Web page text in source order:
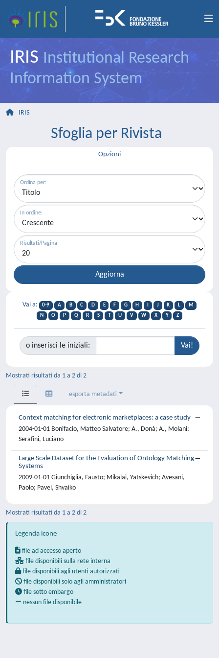
IRIS Institutional Research
Information System
IRIS
Sfoglia per Rivista
Opzioni
Ordina per:
In ordine:
Risultati/Pagina
Vai a: 0-9 A B C D E F G H J K L
M
N
O P Q R S T U V W X Y Z
o inserisci le iniziali:
Mostrati risultati da 1 a 2 di 2
esporta metadati
Context matching for electronic marketplaces: a case study
2004-01-01 Bonifacio, Matteo Salvatore; A., Donà; A., Molani;
Serafini, Luciano
Large Scale Dataset for the Evaluation of Ontology Matching
Systems
2009-01-01 Giunchiglia, Fausto; Mikalai, Yatskevich; Avesani,
Paolo; Pavel, Shvaiko
Mostrati risultati da 1 a 2 di 2
Legenda icone
file ad accesso aperto
file disponibili sulla rete interna
file disponibili agli utenti autorizzati
file disponibili solo agli amministratori
file sotto embargo
nessun file disponibile